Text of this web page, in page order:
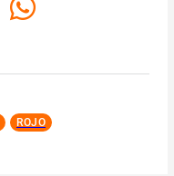
ROJO